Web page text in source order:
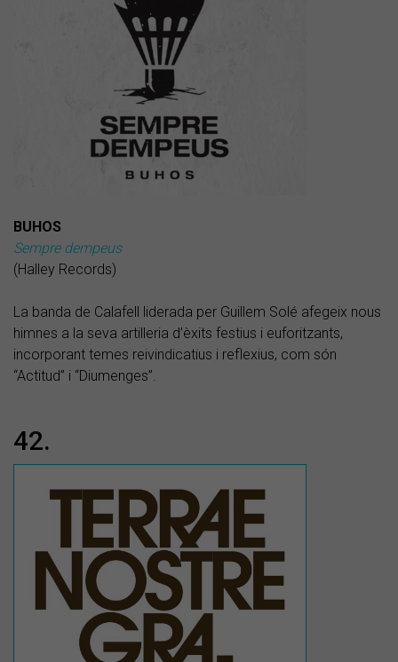
BUHOS
Sempre dempeus
(Halley Records)
La banda de Calafell liderada per Guillem Solé afegeix nous
himnes a la seva artilleria d’èxits festius i euforitzants,
incorporant temes reivindicatius i reflexius, com són
“Actitud” i “Diumenges”.
42.